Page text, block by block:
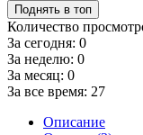
Поднять в топ
Количество
За сегодня: 0
За неделю: 0
За месяц: 0
За все время: 27
Описание